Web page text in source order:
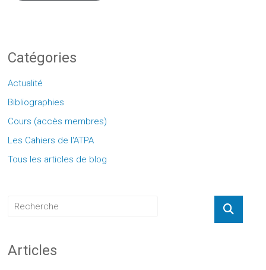
Catégories
Actualité
Bibliographies
Cours (accès membres)
Les Cahiers de l'ATPA
Tous les articles de blog
Articles